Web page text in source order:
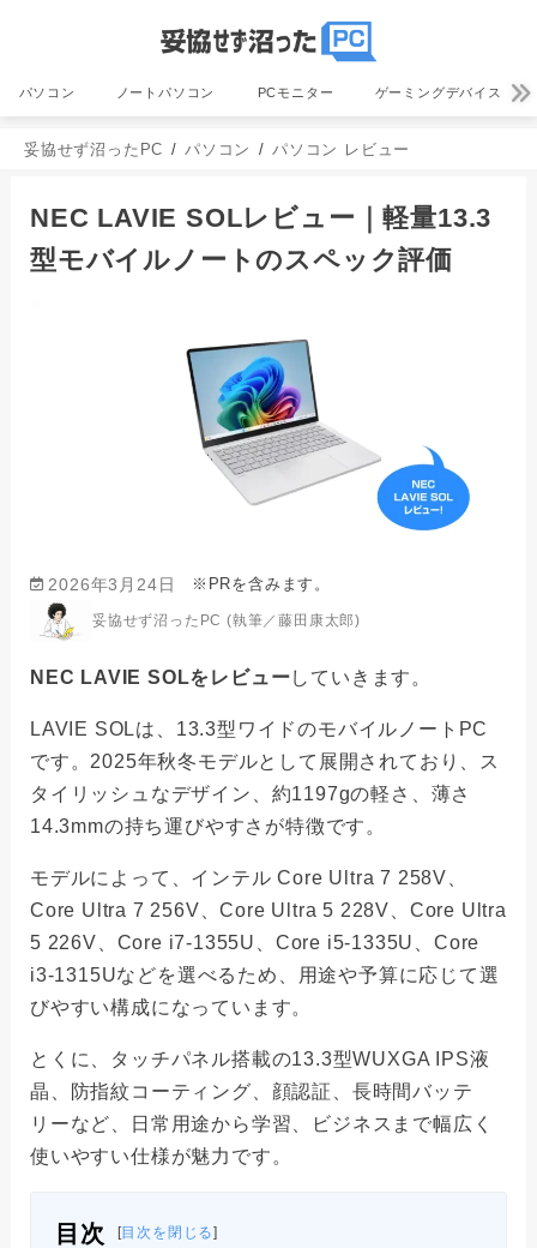
パソコン ノートパソコン PCモニター ゲーミングデバイス
妥協せず沼ったPC パソコン パソコン レビュー
NEC LAVIE SOLレビュー｜軽量13.3
型モバイルノートのスペック評価
2026年3月24日 ※PRを含みます。
妥協せず沼ったPC (執筆／藤田康太郎)
NEC LAVIE SOLをレビューしていきます。
LAVIE SOLは、13.3型ワイドのモバイルノートPC
です。2025年秋冬モデルとして展開されており、ス
タイリッシュなデザイン、約1197gの軽さ、薄さ
14.3mmの持ち運びやすさが特徴です。
モデルによって、インテル Core Ultra 7 258V、
Core Ultra 7 256V、Core Ultra 5 228V、Core Ultra
5 226V、Core i7-1355U、Core i5-1335U、Core
i3-1315Uなどを選べるため、用途や予算に応じて選
びやすい構成になっています。
とくに、タッチパネル搭載の13.3型WUXGA IPS液
晶、防指紋コーティング、顔認証、長時間バッテ
リーなど、日常用途から学習、ビジネスまで幅広く
使いやすい仕様が魅力です。
目次 目次を閉じる